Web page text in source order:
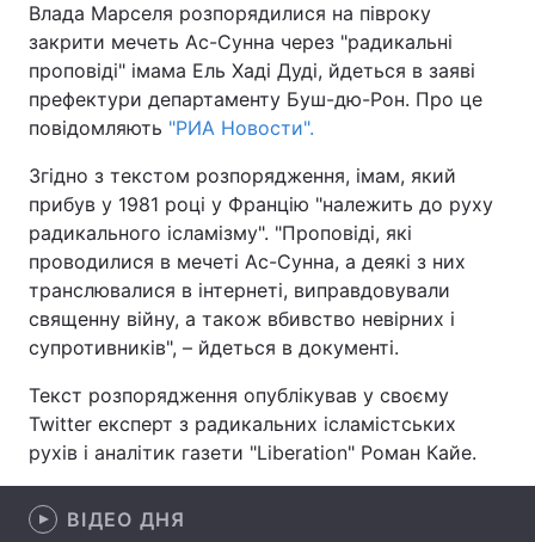
Україна Політика
Економіка Світ
Наука
Техно і зв'язок Лайт
Зброя Інциденти
Здоров'я Туризм
Цікавинки
Влада Марселя розпорядилися на півроку
закрити мечеть Ас-Сунна через "радикальні
проповіді" імама Ель Хаді Дуді, йдеться в заяві
префектури департаменту Буш-дю-Рон. Про це
повідомляють "РИА Новости".
Згідно з текстом розпорядження, імам, який
прибув у 1981 році у Францію "належить до руху
радикального ісламізму". "Проповіді, які
проводилися в мечеті Ас-Сунна, а деякі з них
транслювалися в інтернеті, виправдовували
священну війну, а також вбивство невірних і
супротивників", – йдеться в документі.
Текст розпорядження опублікував у своєму
Twitter експерт з радикальних ісламістських
рухів і аналітик газети "Liberation" Роман Кайе.
ВІДЕО ДНЯ